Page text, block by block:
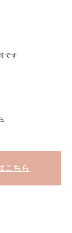
です
こちら